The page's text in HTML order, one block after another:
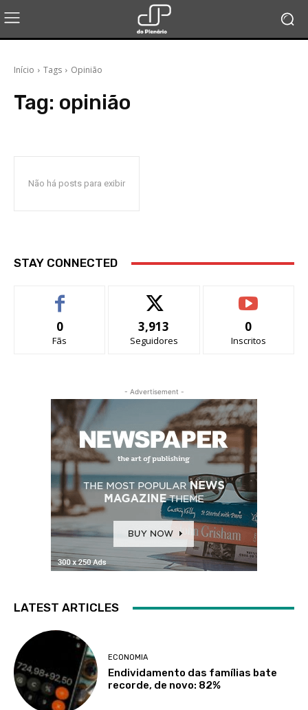
Início Tags Opinião
Tag: opinião
Não há posts para exibir
STAY CONNECTED
0
Fãs
3,913
Seguidores
0
Inscritos
- Advertisement -
LATEST ARTICLES
ECONOMIA
Endividamento das famílias bate
recorde, de novo: 82%